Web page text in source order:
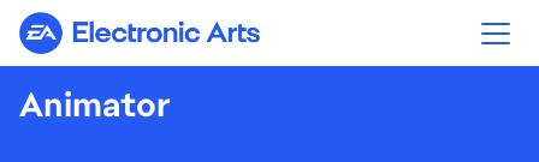
Electronic Arts
Animator